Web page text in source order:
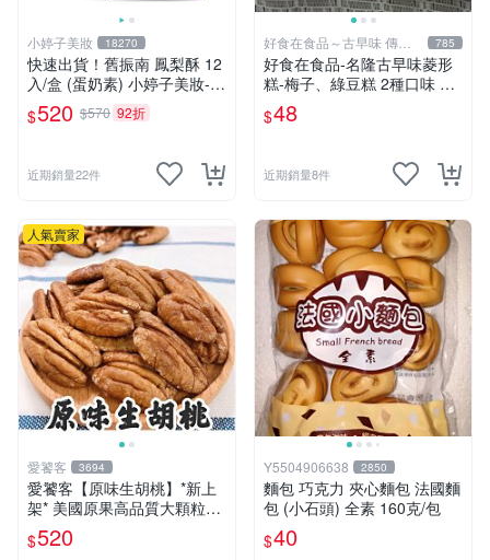
小婷子美妝 18270
快速出貨！舊振南 鳳梨酥 12
入/盒 (蛋奶素) 小婷子美妝-食
品區BLACKPINK 演唱會，必
吃台灣鳳梨酥
$520 $570 92折
近期銷量22件
好食在食品～古早味 傳統
美食
785
好食在食品-名隆古早味菱形
糕-梅子、綠豆糕 2種口味 18
0g 純素 傳統糕點-年貨必備
$48
近期銷量8件
人氣賣家
愛饕客 3694
愛饕客【原味生胡桃】*新上
架* 美國原果高品質大顆粒，
新鮮現製低溫烘焙！600g超
值包
$520
Y5504906638 2850
麵包 巧克力 夾心麵包 法國麵
包 (小石頭) 全素 160克/包
$40